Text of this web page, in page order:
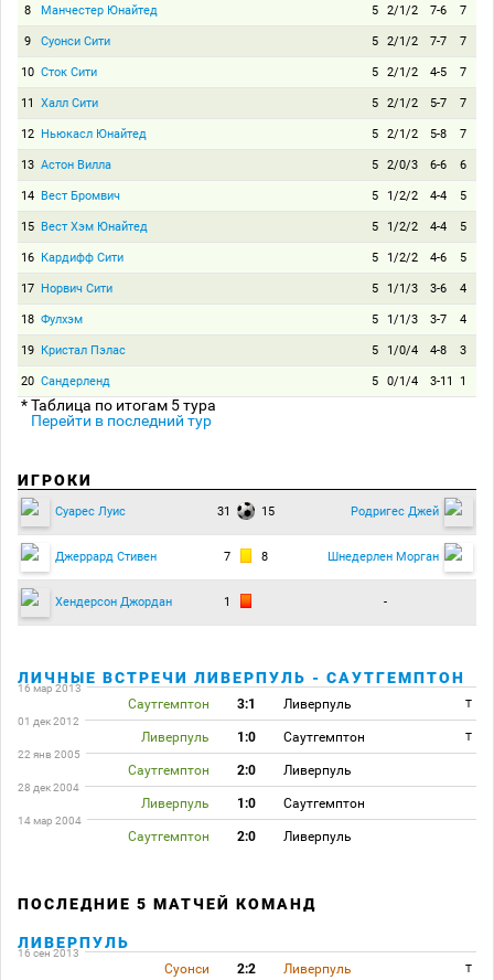
8 Манчестер Юнайтед 5 2/1/2 7-6 7
9 Суонси Сити 5 2/1/2 7-7 7
10 Сток Сити 5 2/1/2 4-5 7
11 Халл Сити 5 2/1/2 5-7 7
12 Ньюкасл Юнайтед 5 2/1/2 5-8 7
13 Астон Вилла 5 2/0/3 6-6 6
14 Вест Бромвич 5 1/2/2 4-4 5
15 Вест Хэм Юнайтед 5 1/2/2 4-4 5
16 Кардифф Сити 5 1/2/2 4-6 5
17 Норвич Сити 5 1/1/3 3-6 4
18 Фулхэм 5 1/1/3 3-7 4
19 Кристал Пэлас 5 1/0/4 4-8 3
20 Сандерленд 5 0/1/4 3-11 1
* Таблица по итогам 5 тура
Перейти в последний тур
ИГРОКИ
Суарес Луис 31 15 Родригес Джей
Джеррард Стивен 7 8 Шнедерлен Морган
Хендерсон Джордан 1 -
ЛИЧНЫЕ ВСТРЕЧИ ЛИВЕРПУЛЬ - САУТГЕМПТОН
16 мар 2013
Саутгемптон 3:1 Ливерпуль
T
01 дек 2012
Ливерпуль 1:0 Саутгемптон
T
22 янв 2005
Саутгемптон 2:0 Ливерпуль
28 дек 2004
Ливерпуль 1:0 Саутгемптон
14 мар 2004
Саутгемптон 2:0 Ливерпуль
ПОСЛЕДНИЕ 5 МАТЧЕЙ КОМАНД
ЛИВЕРПУЛЬ
16 сен 2013
Суонси 2:2 Ливерпуль
T